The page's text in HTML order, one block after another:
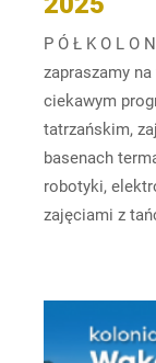
P Ó Ł K O L O
zapraszamy
ciekawym
tatrzańskim,
basenach
robotyki,
zajęciami z